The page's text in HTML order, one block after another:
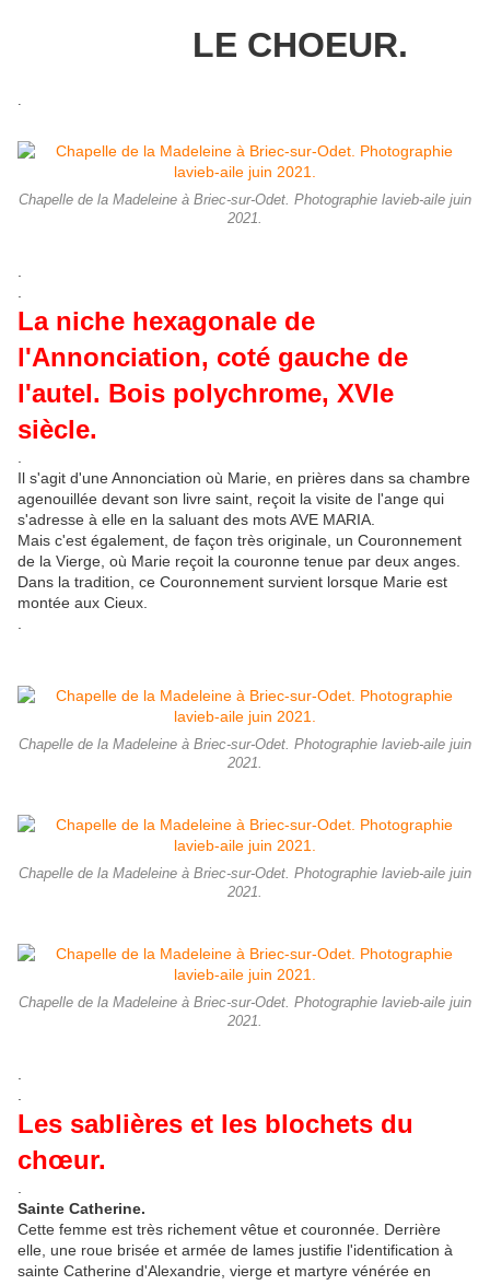
LE CHOEUR.
.
Chapelle de la Madeleine à Briec-sur-Odet. Photographie lavieb-aile juin
2021.
La niche hexagonale de
l'Annonciation, coté gauche de
l'autel. Bois polychrome, XVIe
siècle.
Il s'agit d'une Annonciation où Marie, en prières dans sa chambre
agenouillée devant son livre saint, reçoit la visite de l'ange qui
s'adresse à elle en la saluant des mots AVE MARIA.
Mais c'est également, de façon très originale, un Couronnement
de la Vierge, où Marie reçoit la couronne tenue par deux anges.
Dans la tradition, ce Couronnement survient lorsque Marie est
montée aux Cieux.
Chapelle de la Madeleine à Briec-sur-Odet. Photographie lavieb-aile juin
2021.
Chapelle de la Madeleine à Briec-sur-Odet. Photographie lavieb-aile juin
2021.
Chapelle de la Madeleine à Briec-sur-Odet. Photographie lavieb-aile juin
2021.
Les sablières et les blochets du
chœur.
Sainte Catherine.
Cette femme est très richement vêtue et couronnée. Derrière
elle, une roue brisée et armée de lames justifie l'identification à
sainte Catherine d'Alexandrie, vierge et martyre vénérée en